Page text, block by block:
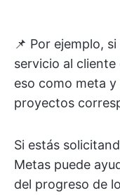
📌 Por ejemplo,
servicio al cliente
eso como meta
proyectos
Si estás
Metas puede
del progreso de